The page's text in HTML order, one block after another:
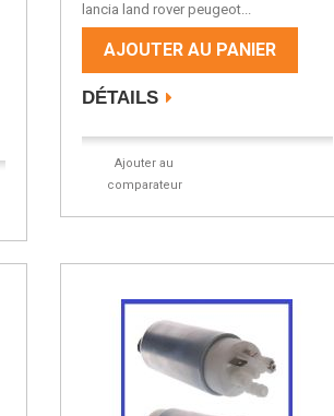
lancia land rover peugeot...
AJOUTER AU PANIER
DÉTAILS
Ajouter au
comparateur